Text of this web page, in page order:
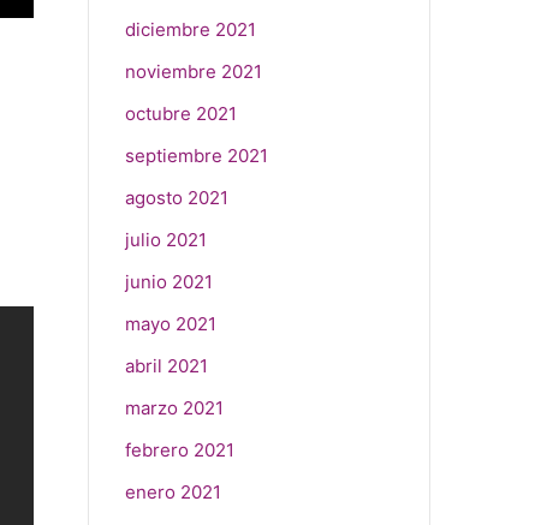
diciembre 2021
noviembre 2021
octubre 2021
septiembre 2021
agosto 2021
julio 2021
junio 2021
mayo 2021
abril 2021
marzo 2021
febrero 2021
enero 2021